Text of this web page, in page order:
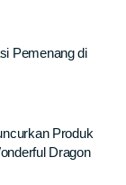
Pemenang di
Produk
Dragon